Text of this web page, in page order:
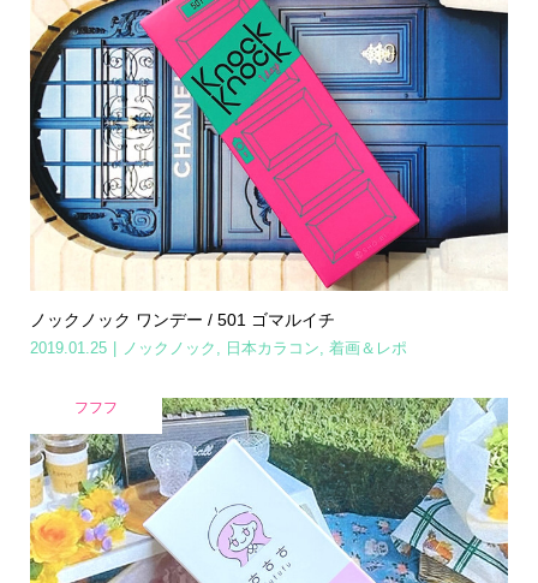
ノックノック ワンデー / 501 ゴマルイチ
2019.01.25 ノックノック , 日本カラコン, 着画＆レポ
フフフ